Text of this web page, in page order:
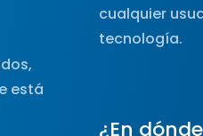
está
cualquier
tecnología.
¿En